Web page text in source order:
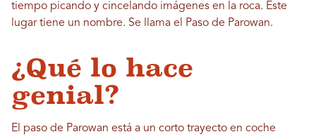
tiempo picando y cincelando imágenes en la roca. Este
lugar tiene un nombre. Se llama el Paso de Parowan.
¿Qué lo hace
genial?
El paso de Parowan está a un corto trayecto en coche